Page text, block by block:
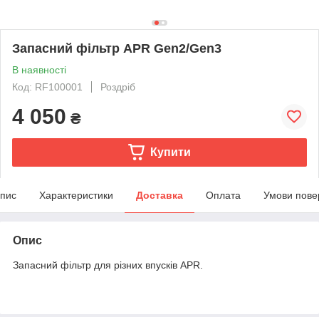
Запасний фільтр APR Gen2/Gen3
В наявності
Код: RF100001
Роздріб
4 050 ₴
Купити
Характеристики Доставка Оплата Умови
Опис
Запасний фільтр для різних впусків APR.